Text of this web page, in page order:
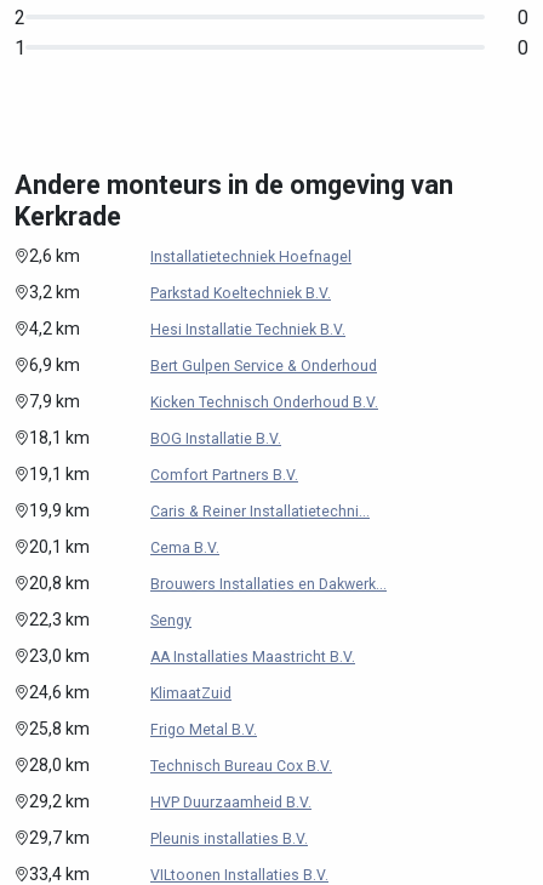
2
0
1
0
Andere monteurs in de omgeving van
Kerkrade
2,6 km Installatietechniek Hoefnagel
3,2 km Parkstad Koeltechniek B.V.
4,2 km Hesi Installatie Techniek B.V.
6,9 km Bert Gulpen Service & Onderhoud
7,9 km Kicken Technisch Onderhoud B.V.
18,1 km BOG Installatie B.V.
19,1 km Comfort Partners B.V.
19,9 km Caris & Reiner Installatietechni...
20,1 km Cema B.V.
20,8 km Brouwers Installaties en Dakwerk...
22,3 km Sengy
23,0 km AA Installaties Maastricht B.V.
24,6 km KlimaatZuid
25,8 km Frigo Metal B.V.
28,0 km Technisch Bureau Cox B.V.
29,2 km HVP Duurzaamheid B.V.
29,7 km Pleunis installaties B.V.
33,4 km VILtoonen Installaties B.V.